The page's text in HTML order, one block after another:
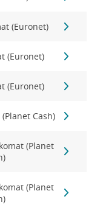
(Euronet)
(Euronet)
(Euronet)
Cash)
(Planet
(Planet